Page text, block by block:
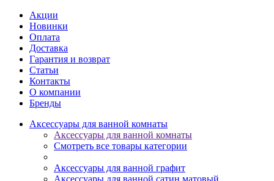
Акции
Новинки
Оплата
Доставка
Гарантия и возврат
Статьи
Контакты
О компании
Бренды
Аксессуары для ванной комнаты
Аксессуары для ванной комнаты
Смотреть все товары категории
Аксессуары для ванной графит
Аксессуары для ванной сатин матовый